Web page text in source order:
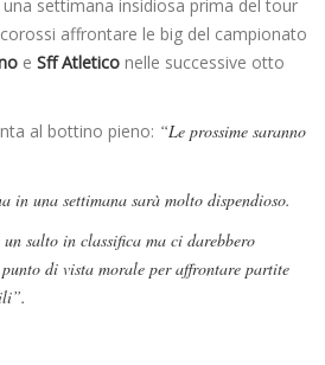
una settimana insidiosa prima del tour
affrontare le big del campionato
e Sff Atletico nelle successive otto
al bottino pieno: “Le prossime saranno
in una settimana sarà molto dispendioso.
salto in classifica ma ci darebbero
di vista morale per affrontare partite